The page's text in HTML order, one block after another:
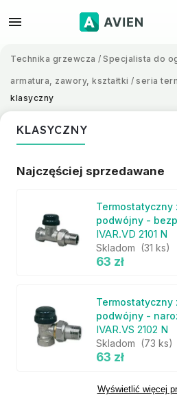
Technika grzewcza / Specjalista do
armatura, zawory, kształtki / seria
klasyczny
KLASYCZNY
Najczęściej sprzedawane
podwójny -
IVAR.VD 2101 N
Skladom (31 ks)
63 zł
podwójny -
IVAR.VS 2102 N
Skladom (73 ks)
63 zł
Wyświetlić więcej